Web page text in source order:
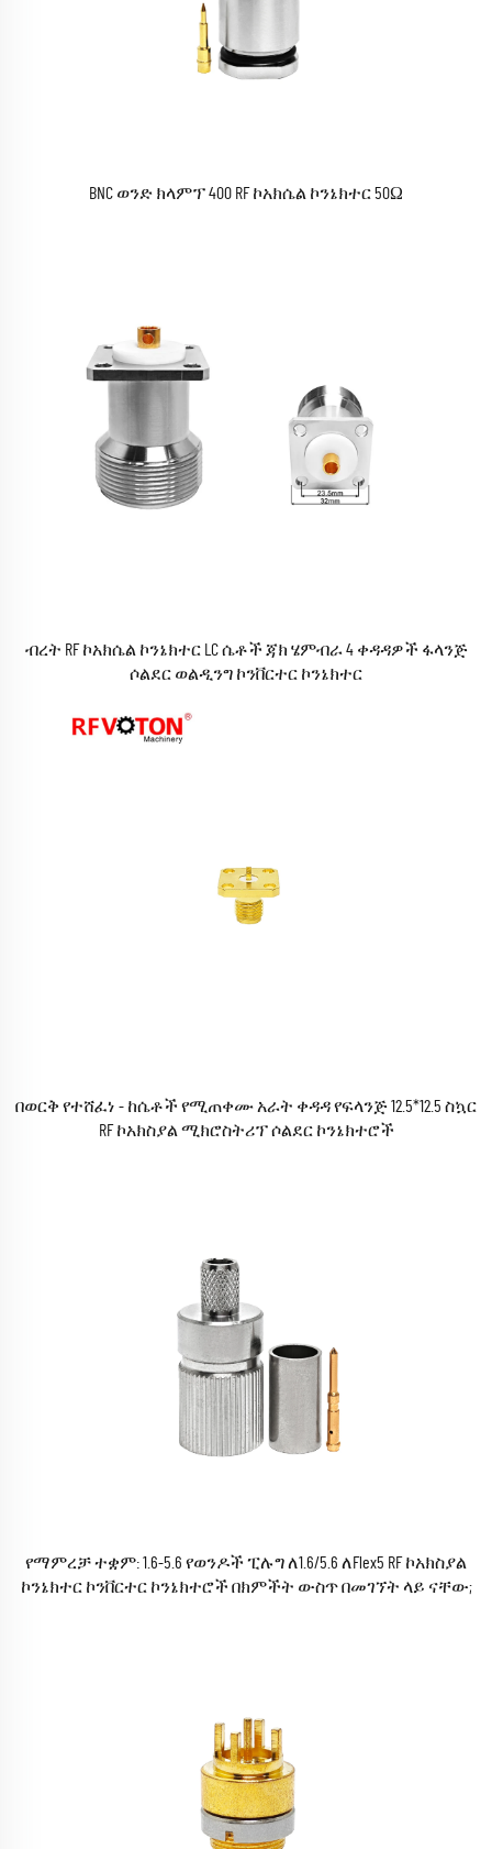
BNC ወንድ ክላምፕ 400 RF ኮአክሴል ኮንኔክተር 50Ω
ብረት RF ኮአክሴል ኮንኔክተር LC ሴቶች ጃክ ሄምብራ 4 ቀዳዳዎች ፋላንጅ
ሶልደር ወልዲንግ ኮንቨርተር ኮንኔክተር
በወርቅ የተሸፈነ - ከሴቶች የሚጠቀሙ አራት ቀዳዳ የፍላንጅ 12.5*12.5 ስኳር
RF ኮአክስያል ሚክሮስትሪፕ ሶልደር ኮንኔክተሮች
የማምረቻ ተቋም: 1.6-5.6 የወንዶች ፒሉግ ለ1.6/5.6 ለFlex5 RF ኮአክስያል
ኮንኔክተር ኮንቨርተር ኮንኔክተሮች በክምችት ውስጥ በመገኘት ላይ ናቸው;